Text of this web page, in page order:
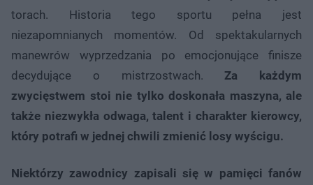
torach. Historia tego sportu pełna jest
niezapomnianych momentów. Od spektakularnych
manewrów wyprzedzania po emocjonujące finisze
decydujące o mistrzostwach. Za każdym
zwycięstwem stoi nie tylko doskonała maszyna, ale
także niezwykła odwaga, talent i charakter kierowcy,
który potrafi w jednej chwili zmienić losy wyścigu.
Niektórzy zawodnicy zapisali się w pamięci fanów